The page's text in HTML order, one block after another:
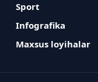
Sport
Infografika
Maxsus loyihalar